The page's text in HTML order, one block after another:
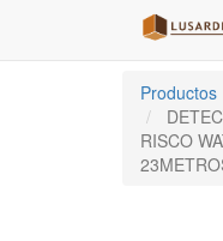
Productos
RISCO